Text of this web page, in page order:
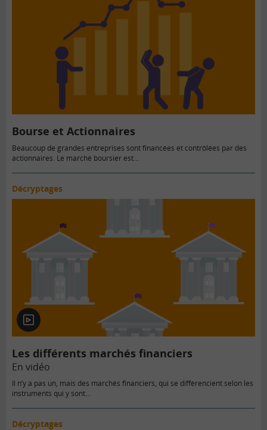
Bourse et Actionnaires
Beaucoup de grandes entreprises sont financées et contrôlées par des
actionnaires. Le marché boursier est...
Décryptages
En
vidéo
Les différents marchés financiers
En vidéo
Il n’y a pas un, mais des marchés financiers, qui se différencient selon les
instruments qui y sont…
Décryptages